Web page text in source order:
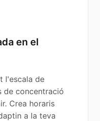
en el
l'escala de
de concentració
Crea horaris
a la teva